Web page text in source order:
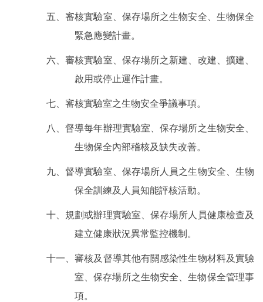
五、審核實驗室、保存場所之生物安全、生物保全
緊急應變計畫。
六、審核實驗室、保存場所之新建、改建、擴建、
啟用或停止運作計畫。
七、審核實驗室之生物安全爭議事項。
八、督導每年辦理實驗室、保存場所之生物安全、
生物保全內部稽核及缺失改善。
九、督導實驗室、保存場所人員之生物安全、生物
保全訓練及人員知能評核活動。
十、規劃或辦理實驗室、保存場所人員健康檢查及
建立健康狀況異常監控機制。
十一、審核及督導其他有關感染性生物材料及實驗
室、保存場所之生物安全、生物保全管理事
項。